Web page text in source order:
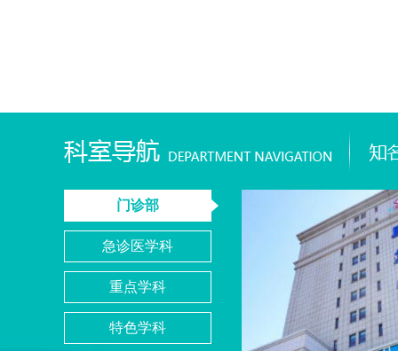
门诊部
急诊医学科
重点学科
特色学科